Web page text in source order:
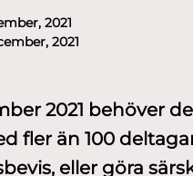
2021
2021
2021 behöver
fler än 100
eller göra